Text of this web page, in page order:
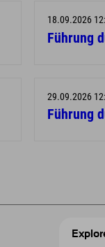
18.09.2026
Führung
29.09.2026
Führung